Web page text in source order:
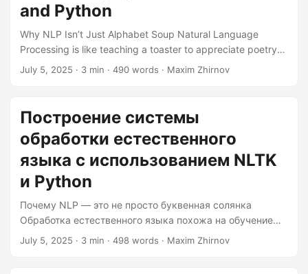
and Python
Why NLP Isn’t Just Alphabet Soup Natural Language
Processing is like teaching a toaster to appreciate poetry—
it sounds absurd until you realize we’re actually doing it. As
Python’s NLTK library that can dissect text like a linguist on
espresso. No PhD required—just Python and stubbornness.
Your NLP Toolkit Setup Before our text adventures begin,
let’s weaponize your Python environment:...
July 5, 2025 · 3 min · 490 words · Maxim Zhirnov
Построение системы
обработки естественного
языка с использованием NLTK
и Python
Почему NLP — это не просто буквенная солянка
Обработка естественного языка похожа на обучение
тостера пониманию поэзии — это звучит абсурдно,
July 5, 2025 · 3 min · 498 words · Maxim Zhirnov